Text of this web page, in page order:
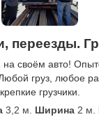
переезды.
своём авто!
груз, любое
крепкие грузчики.
3,2 м. Ширина 2 м.